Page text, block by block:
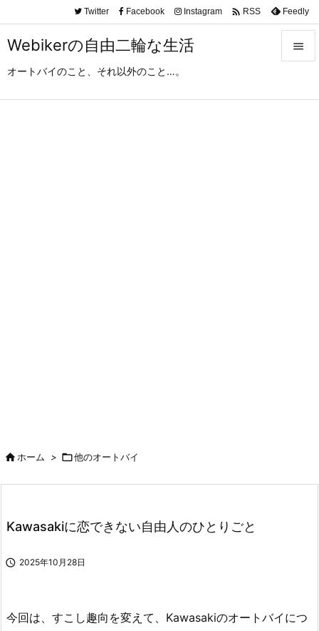
Webikerの自由二輪な生活
オートバイのこと、それ以外のこと…。

Twitter Facebook Instagram  RSS Feedly
ホーム > 他のオートバイ
Kawasakiに恋できない自由人のひとりごと
 2025年10月28日
今回は、すこし趣向を変えて、Kawasakiのオートバイにつ